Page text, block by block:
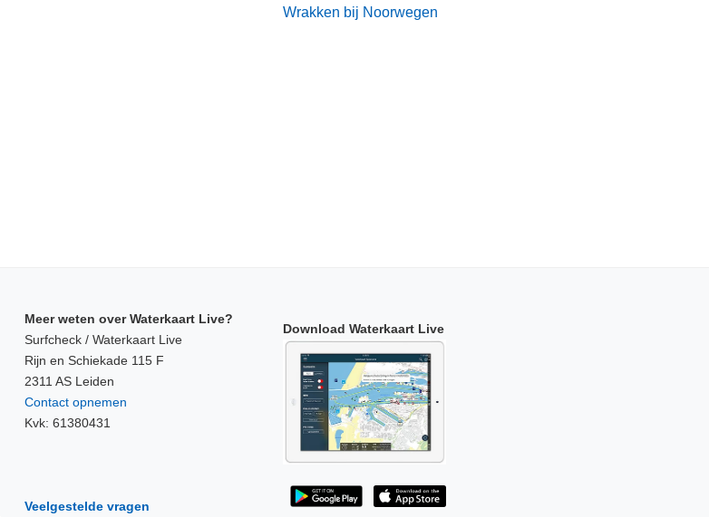
Wrakken bij Noorwegen
Meer weten over Waterkaart Live?
Surfcheck / Waterkaart Live
Rijn en Schiekade 115 F
2311 AS Leiden
Contact opnemen
Kvk: 61380431
Veelgestelde vragen
Download Waterkaart Live